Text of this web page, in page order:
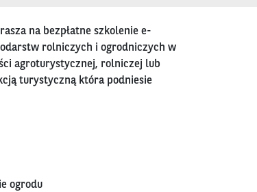
na bezpłatne szkolenie e-
rolniczych i ogrodniczych w
agroturystycznej, rolniczej lub
turystyczną która podniesie
ogrodu